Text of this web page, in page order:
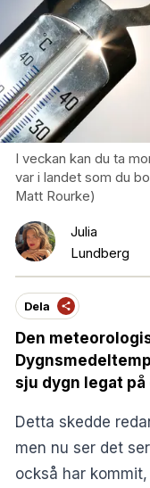
I veckan kan du ta
var i landet som du
Matt Rourke)
Julia
Lundberg
Dela
Den
sju dygn legat
Detta skedde
men nu ser det
också har